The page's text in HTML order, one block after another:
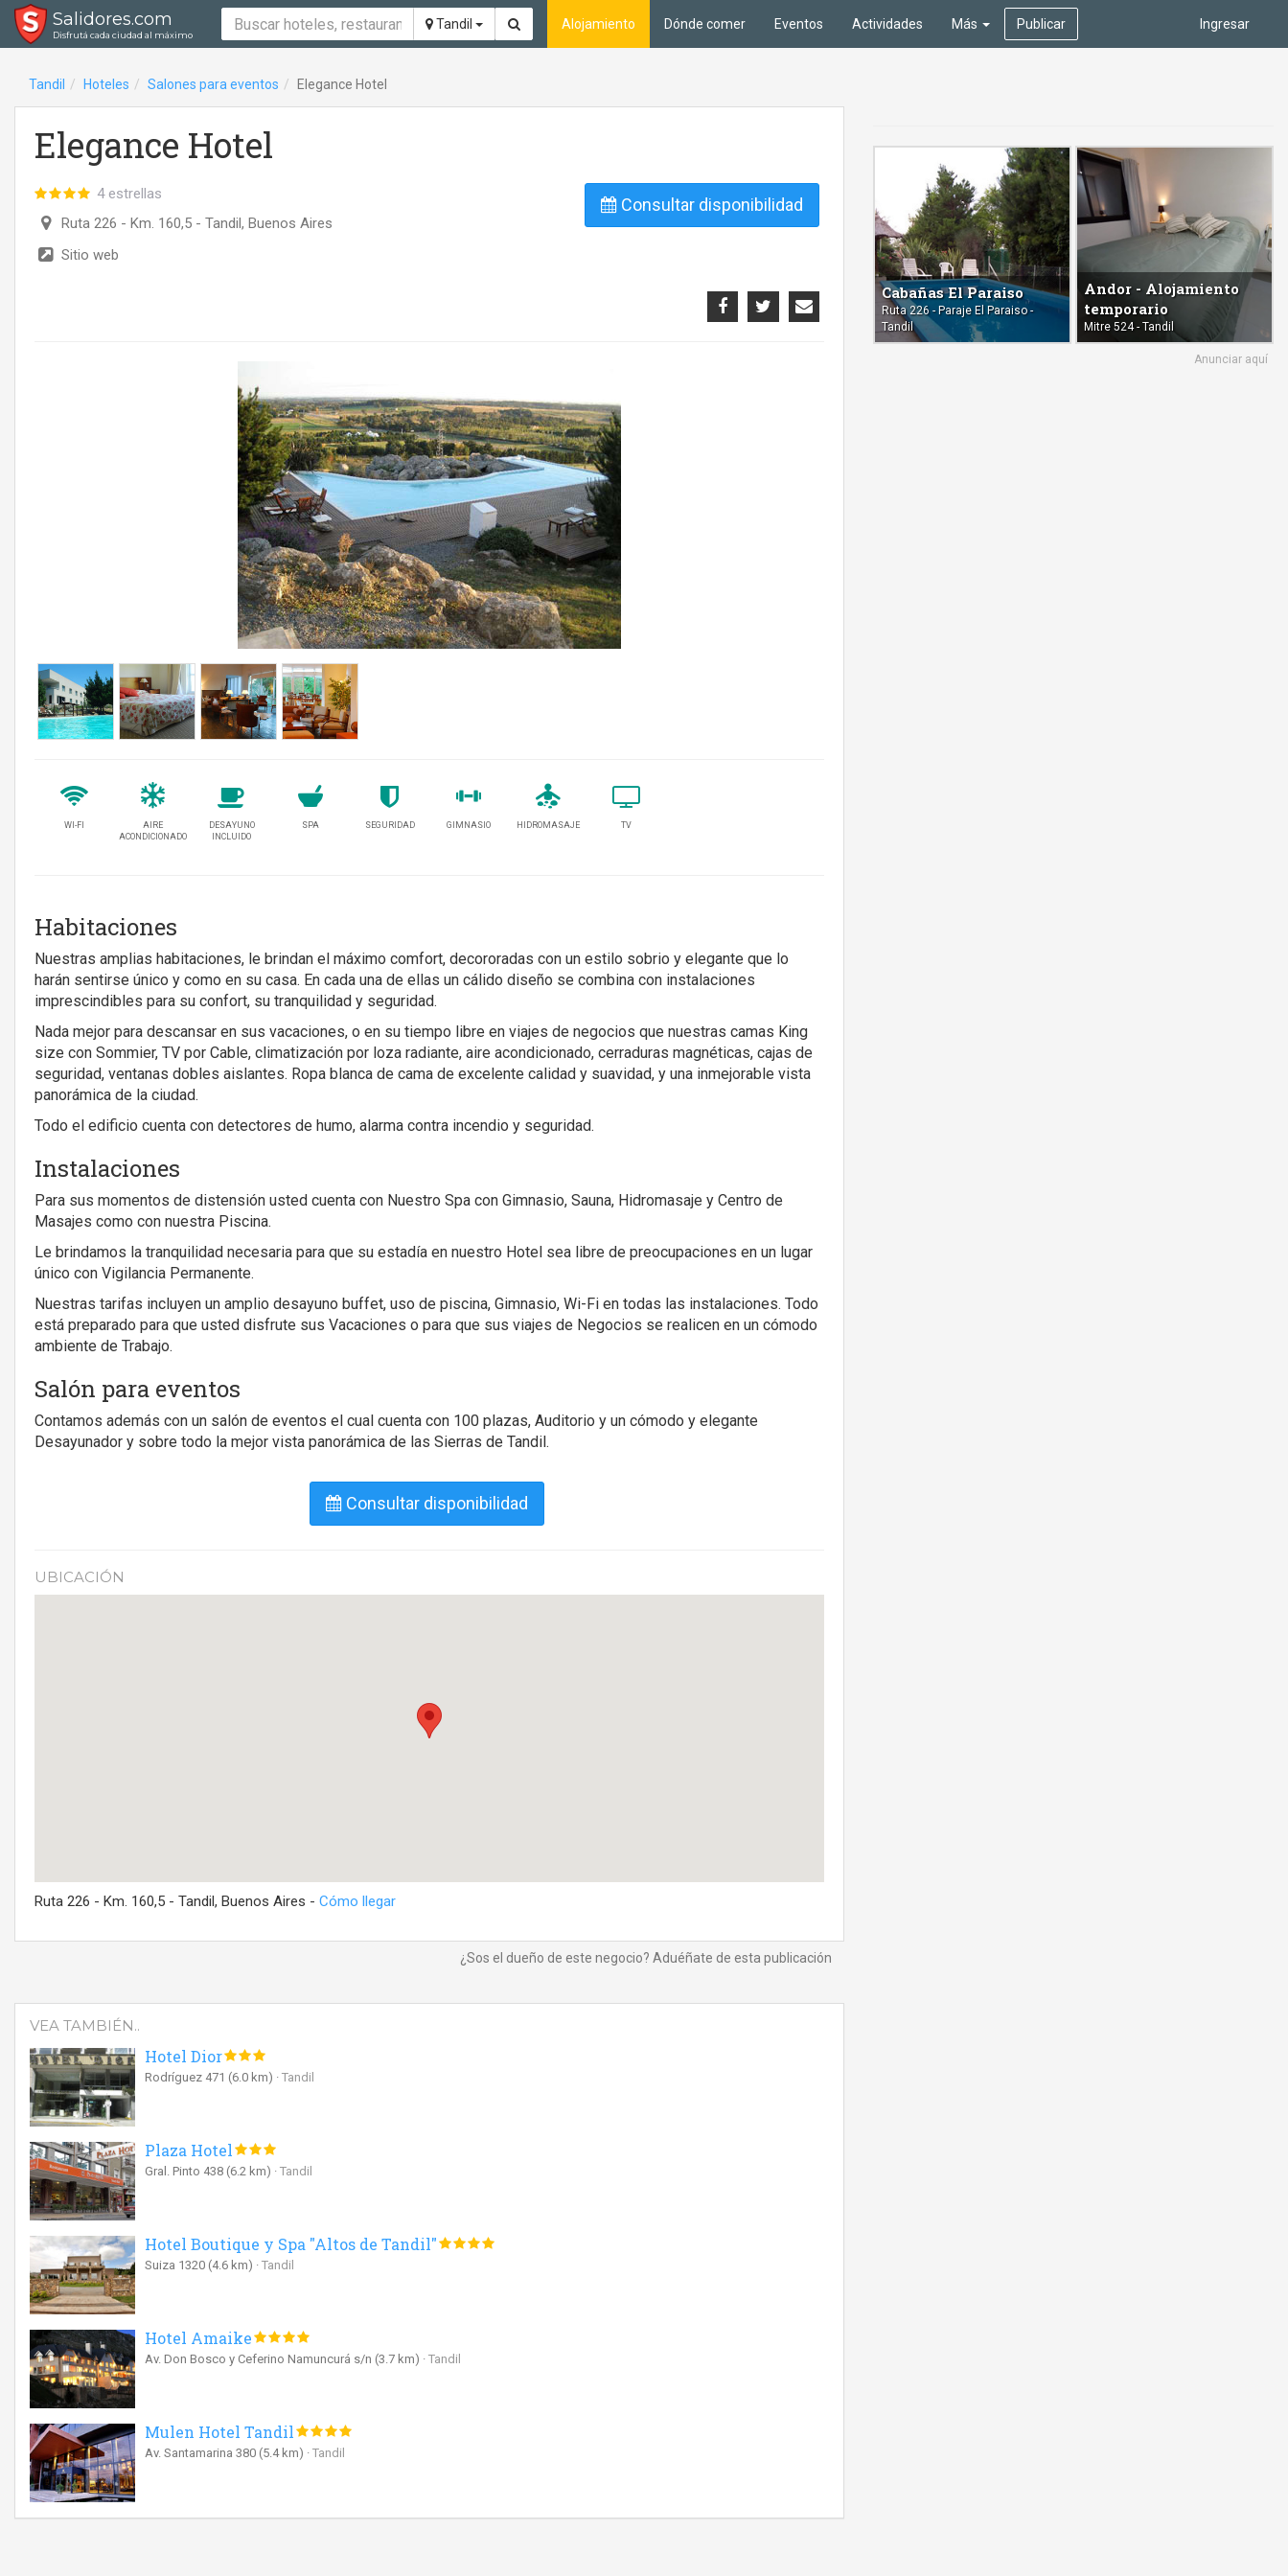
Salidores.com
Disfrutá cada ciudad al máximo
Tandil Ingresar
Alojamiento Dónde comer Eventos Actividades Más Publicar
Tandil Hoteles Salones para eventos Elegance Hotel
Elegance Hotel
4 estrellas
Ruta 226 - Km. 160,5 - Tandil, Buenos Aires
Sitio web
Consultar disponibilidad
WI-FI
AIRE
ACONDICIONADO
DESAYUNO
INCLUIDO
SPA SEGURIDAD GIMNASIO HIDROMASAJE TV
Habitaciones
Nuestras amplias habitaciones, le brindan el máximo comfort, decororadas con un estilo sobrio y elegante que lo
harán sentirse único y como en su casa. En cada una de ellas un cálido diseño se combina con instalaciones
imprescindibles para su confort, su tranquilidad y seguridad.
Nada mejor para descansar en sus vacaciones, o en su tiempo libre en viajes de negocios que nuestras camas King
size con Sommier, TV por Cable, climatización por loza radiante, aire acondicionado, cerraduras magnéticas, cajas de
seguridad, ventanas dobles aislantes. Ropa blanca de cama de excelente calidad y suavidad, y una inmejorable vista
panorámica de la ciudad.
Todo el edificio cuenta con detectores de humo, alarma contra incendio y seguridad.
Instalaciones
Para sus momentos de distensión usted cuenta con Nuestro Spa con Gimnasio, Sauna, Hidromasaje y Centro de
Masajes como con nuestra Piscina.
Le brindamos la tranquilidad necesaria para que su estadía en nuestro Hotel sea libre de preocupaciones en un lugar
único con Vigilancia Permanente.
Nuestras tarifas incluyen un amplio desayuno buffet, uso de piscina, Gimnasio, Wi-Fi en todas las instalaciones. Todo
está preparado para que usted disfrute sus Vacaciones o para que sus viajes de Negocios se realicen en un cómodo
ambiente de Trabajo.
Salón para eventos
Contamos además con un salón de eventos el cual cuenta con 100 plazas, Auditorio y un cómodo y elegante
Desayunador y sobre todo la mejor vista panorámica de las Sierras de Tandil.
Consultar disponibilidad
UBICACIÓN
Ruta 226 - Km. 160,5 - Tandil, Buenos Aires - Cómo llegar
¿Sos el dueño de este negocio? Aduéñate de esta publicación
VEA TAMBIÉN..
Hotel Dior
Rodríguez 471 (6.0 km) Tandil
Plaza Hotel
Gral. Pinto 438 (6.2 km) Tandil
Hotel Boutique y Spa "Altos de Tandil"
Suiza 1320 (4.6 km) Tandil
Hotel Amaike
Av. Don Bosco y Ceferino Namuncurá s/n (3.7 km) Tandil
Mulen Hotel Tandil
Av. Santamarina 380 (5.4 km) Tandil
Cabañas El Paraiso
Ruta 226 - Paraje El Paraiso -
Tandil
Andor - Alojamiento
temporario
Mitre 524 - Tandil
Anunciar aquí